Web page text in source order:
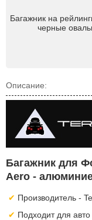
Багажник на
черные
Описание:
Багажник для
Aero -
Производитель -
Подходит для